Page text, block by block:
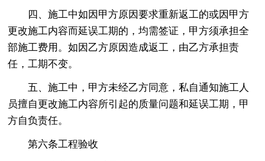
四、施工中如因甲方原因要求重新返工的或因甲方
更改施工内容而延误工期的，均需签证，甲方须承担全
部施工费用。如因乙方原因造成返工，由乙方承担责
任，工期不变。
五、施工中，甲方未经乙方同意，私自通知施工人
员擅自更改施工内容所引起的质量问题和延误工期，甲
方自负责任。
第六条工程验收